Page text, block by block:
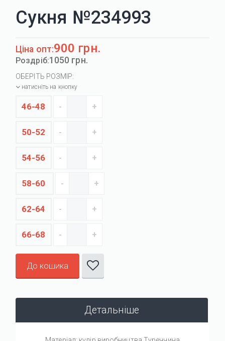
Сукня №234993
Ціна опт:900 грн.
Роздріб:1050 грн.
ОБЕРІТЬ РОЗМІР:
натисніть на кнопку
46-48
50-52
54-56
58-60
62-64
66-68
До кошика
Детальніше